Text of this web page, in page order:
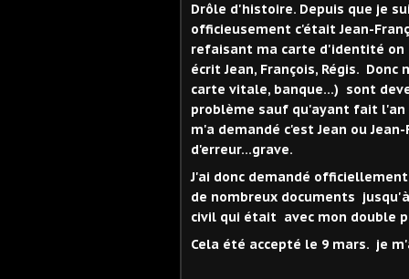
Drôle d'histoire. Depuis que je
officieusement c'était Jean-
refaisant ma carte d'identité on
écrit Jean, François, Régis.
carte vitale, banque...) sont
problème sauf qu'ayant fait
m'a demandé c'est Jean ou
d'erreur...grave.
J'ai donc demandé
de nombreux documents
civil qui était avec mon double
Cela été accepté le 9 mars. je